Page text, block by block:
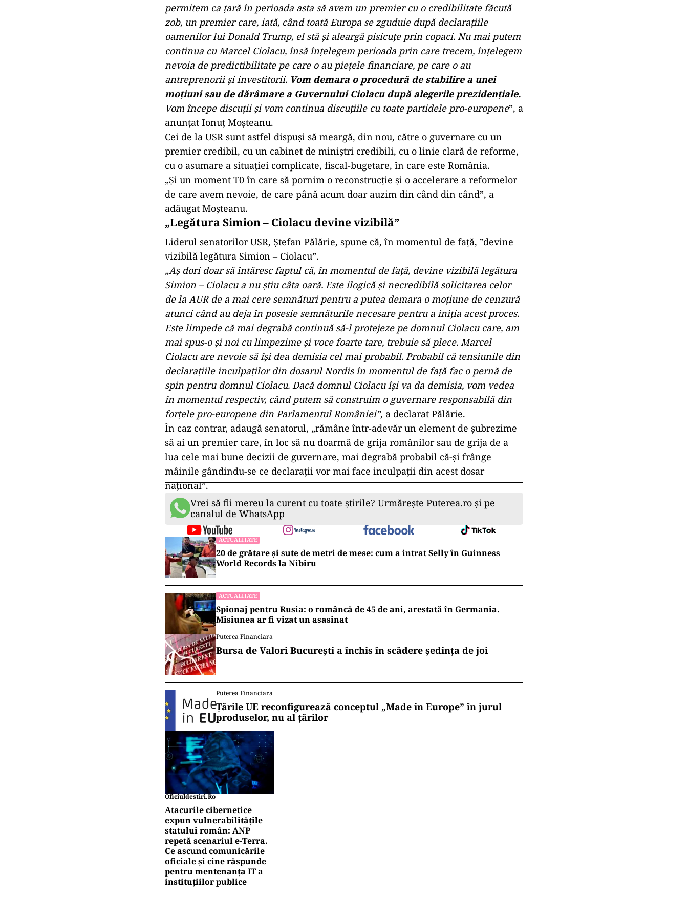
permitem ca ţară în perioada asta să avem un premier cu o credibilitate făcută
zob, un premier care, iată, când toată Europa se zguduie după declaraţiile
oamenilor lui Donald Trump, el stă şi aleargă pisicuţe prin copaci. Nu mai putem
continua cu Marcel Ciolacu, însă înţelegem perioada prin care trecem, înţelegem
nevoia de predictibilitate pe care o au pieţele financiare, pe care o au
antreprenorii şi investitorii. Vom demara o procedură de stabilire a unei
moţiuni sau de dărâmare a Guvernului Ciolacu după alegerile prezidenţiale.
Vom începe discuţii şi vom continua discuţiile cu toate partidele pro-europene”, a
anunțat Ionuț Moșteanu.
Cei de la USR sunt astfel dispuși să meargă, din nou, către o guvernare cu un
premier credibil, cu un cabinet de miniştri credibili, cu o linie clară de reforme,
cu o asumare a situaţiei complicate, fiscal-bugetare, în care este România.
„Şi un moment T0 în care să pornim o reconstrucţie şi o accelerare a reformelor
de care avem nevoie, de care până acum doar auzim din când din când”, a
adăugat Moşteanu.
„Legătura Simion – Ciolacu devine vizibilă”
Liderul senatorilor USR, Ştefan Pălărie, spune că, în momentul de faţă, ”devine
vizibilă legătura Simion – Ciolacu”.
„Aş dori doar să întăresc faptul că, în momentul de faţă, devine vizibilă legătura
Simion – Ciolacu a nu ştiu câta oară. Este ilogică şi necredibilă solicitarea celor
de la AUR de a mai cere semnături pentru a putea demara o moţiune de cenzură
atunci când au deja în posesie semnăturile necesare pentru a iniţia acest proces.
Este limpede că mai degrabă continuă să-l protejeze pe domnul Ciolacu care, am
mai spus-o şi noi cu limpezime şi voce foarte tare, trebuie să plece. Marcel
Ciolacu are nevoie să îşi dea demisia cel mai probabil. Probabil că tensiunile din
declaraţiile inculpaţilor din dosarul Nordis în momentul de faţă fac o pernă de
spin pentru domnul Ciolacu. Dacă domnul Ciolacu îşi va da demisia, vom vedea
în momentul respectiv, când putem să construim o guvernare responsabilă din
forţele pro-europene din Parlamentul României”, a declarat Pălărie.
În caz contrar, adaugă senatorul, „rămâne într-adevăr un element de şubrezime
să ai un premier care, în loc să nu doarmă de grija românilor sau de grija de a
lua cele mai bune decizii de guvernare, mai degrabă probabil că-şi frânge
mâinile gândindu-se ce declaraţii vor mai face inculpaţii din acest dosar
naţional”.
Vrei să fii mereu la curent cu toate știrile? Urmărește Puterea.ro și pe
canalul de WhatsApp
ACTUALITATE
20 de grătare și sute de metri de mese: cum a intrat Selly în Guinness
World Records la Nibiru
ACTUALITATE
Spionaj pentru Rusia: o româncă de 45 de ani, arestată în Germania.
Misiunea ar fi vizat un asasinat
Puterea Financiara
Bursa de Valori București a închis în scădere ședința de joi
Puterea Financiara
Țările UE reconfigurează conceptul „Made in Europe” în jurul
produselor, nu al țărilor
Oficiuldestiri.ro
Atacurile cibernetice
expun vulnerabilitățile
statului român: ANP
repetă scenariul e‑Terra.
Ce ascund comunicările
oficiale și cine răspunde
pentru mentenanța IT a
instituțiilor publice